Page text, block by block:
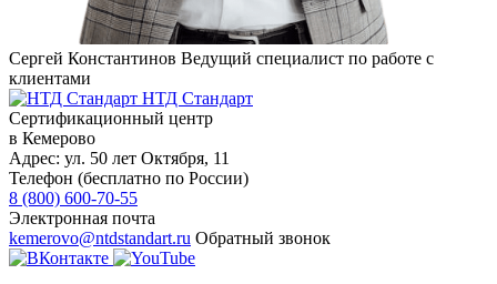
Сергей Константинов Ведущий специалист по работе с
клиентами
НТД Стандарт
Сертификационный центр
в Кемерово
Адрес: ул. 50 лет Октября, 11
Телефон (бесплатно по России)
8 (800) 600-70-55
Электронная почта
kemerovo@ntdstandart.ru Обратный звонок